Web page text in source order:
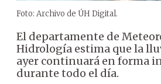
Foto: Archivo de ÚH Digital.
El departamente de
Hidrología estima que la
ayer continuará en forma
durante todo el día.